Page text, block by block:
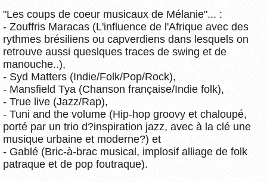
"Les coups de coeur musicaux de Mélanie"... :
- Zouffris Maracas (L'influence de l'Afrique avec des
rythmes brésiliens ou capverdiens dans lesquels on
retrouve aussi queslques traces de swing et de
manouche..),
- Syd Matters (Indie/Folk/Pop/Rock),
- Mansfield Tya (Chanson française/Indie folk),
- True live (Jazz/Rap),
- Tuni and the volume (Hip-hop groovy et chaloupé,
porté par un trio d?inspiration jazz, avec à la clé une
musique urbaine et moderne?) et
- Gablé (Bric-à-brac musical, implosif alliage de folk
patraque et de pop foutraque).